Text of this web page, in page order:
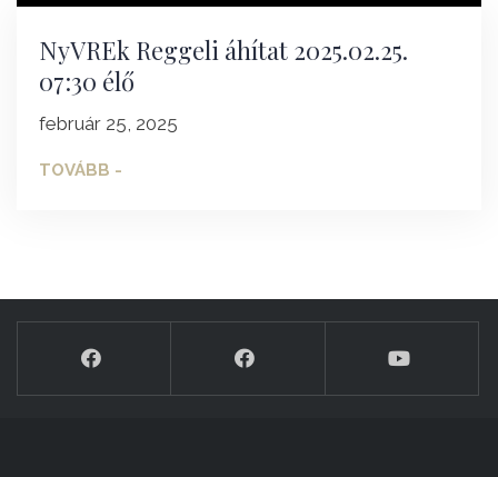
NyVREk Reggeli áhítat 2025.02.25.
07:30 élő
február 25, 2025
TOVÁBB -